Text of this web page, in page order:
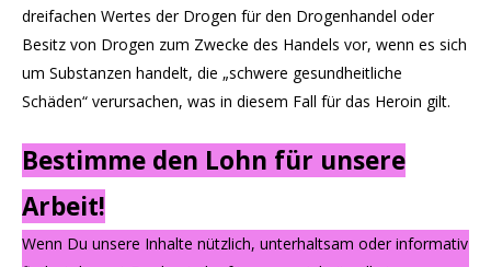
dreifachen Wertes der Drogen für den Drogenhandel oder
Besitz von Drogen zum Zwecke des Handels vor, wenn es sich
um Substanzen handelt, die „schwere gesundheitliche
Schäden“ verursachen, was in diesem Fall für das Heroin gilt.
Bestimme den Lohn für unsere
Arbeit!
Wenn Du unsere Inhalte nützlich, unterhaltsam oder informativ